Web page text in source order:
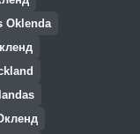
Oklenda